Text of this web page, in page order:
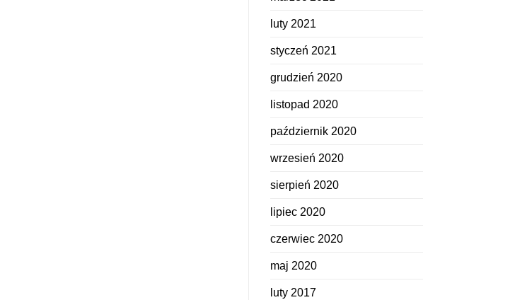
luty 2021
styczeń 2021
grudzień 2020
listopad 2020
październik 2020
wrzesień 2020
sierpień 2020
lipiec 2020
czerwiec 2020
maj 2020
luty 2017